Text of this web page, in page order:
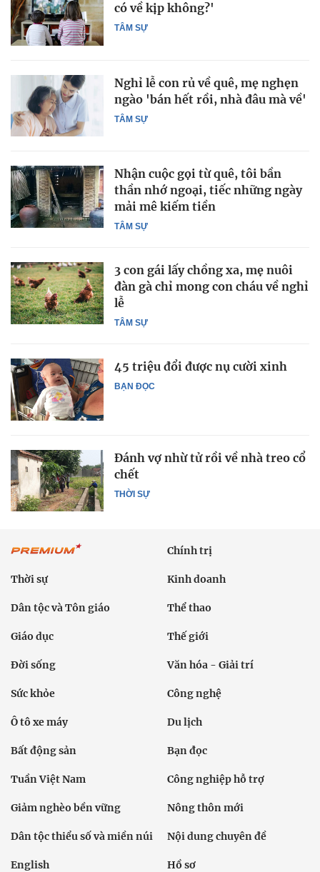
TÂM SỰ
có về kịp không?'
TÂM SỰ
Nghỉ lễ con rủ về quê, mẹ nghẹn
ngào 'bán hết rồi, nhà đâu mà về'
TÂM SỰ
Nhận cuộc gọi từ quê, tôi bần
thần nhớ ngoại, tiếc những ngày
mải mê kiếm tiền
TÂM SỰ
3 con gái lấy chồng xa, mẹ nuôi
đàn gà chỉ mong con cháu về nghỉ
lễ
BẠN ĐỌC
45 triệu đổi được nụ cười xinh
THỜI SỰ
Đánh vợ nhừ tử rồi về nhà treo cổ
chết
Chính trị
Thời sự Kinh doanh
Dân tộc và Tôn giáo Thể thao
Giáo dục Thế giới
Đời sống Văn hóa - Giải trí
Sức khỏe Công nghệ
Ô tô xe máy Du lịch
Bất động sản Bạn đọc
Tuần Việt Nam Công nghiệp hỗ trợ
Giảm nghèo bền vững Nông thôn mới
Dân tộc thiểu số và miền núi Nội dung chuyên đề
English Hồ sơ